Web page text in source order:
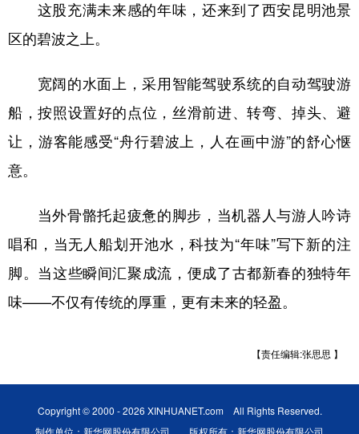
这股充满未来感的年味，还来到了西安昆明池景
区的碧波之上。
宽阔的水面上，采用智能驾驶系统的自动驾驶游
船，按照设置好的点位，丝滑前进、转弯、掉头、避
让，游客能感受“舟行碧波上，人在画中游”的舒心惬
意。
当外骨骼托起疲惫的脚步，当机器人与游人吟诗
唱和，当无人船划开池水，科技为“年味”写下新的注
脚。当这些瞬间汇聚成流，便成了古都新春的独特年
味——不仅有传统的厚重，更有未来的轻盈。
【责任编辑:张思思 】
Copyright © 2000 - 2026 XINHUANET.com All Rights Reserved.
制作单位：新华网股份有限公司 版权所有：新华网股份有限公司